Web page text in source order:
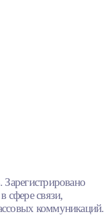
сфере связи,
коммуникаций.